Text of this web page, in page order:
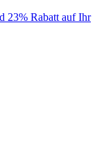
23% Rabatt auf Ihr